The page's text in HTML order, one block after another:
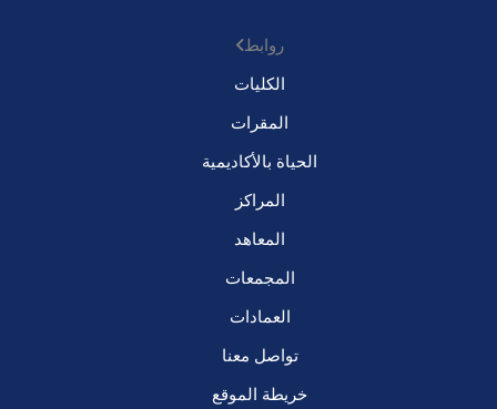
روابط
الكليات
المقرات
الحياة بالأكاديمية
المراكز
المعاهد
المجمعات
العمادات
تواصل معنا
خريطة الموقع